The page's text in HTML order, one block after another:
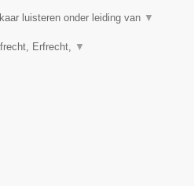
luisteren onder leiding van ▼
Erfrecht, ▼